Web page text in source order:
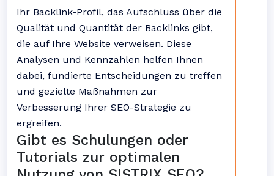
Ihr Backlink-Profil, das Aufschluss über die
Qualität und Quantität der Backlinks gibt,
die auf Ihre Website verweisen. Diese
Analysen und Kennzahlen helfen Ihnen
dabei, fundierte Entscheidungen zu treffen
und gezielte Maßnahmen zur
Verbesserung Ihrer SEO-Strategie zu
ergreifen.
Gibt es Schulungen oder
Tutorials zur optimalen